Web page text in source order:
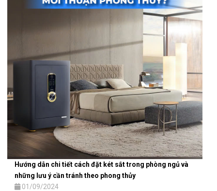
Hướng dẫn chi tiết cách đặt két sắt trong phòng ngủ và
những lưu ý cần tránh theo phong thủy
01/09/2024